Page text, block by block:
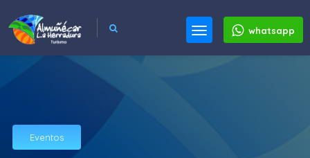
whatsapp
Eventos